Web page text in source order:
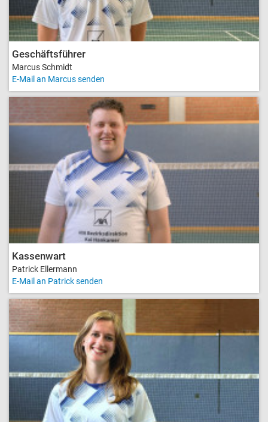
Geschäftsführer
Marcus Schmidt
E-Mail an Marcus senden
Kassenwart
Patrick Ellermann
E-Mail an Patrick senden